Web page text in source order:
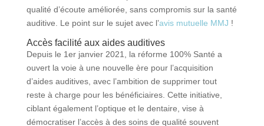
qualité d’écoute améliorée, sans compromis sur la santé
auditive. Le point sur le sujet avec l’avis mutuelle MMJ !
Accès facilité aux aides auditives
Depuis le 1er janvier 2021, la réforme 100% Santé a
ouvert la voie à une nouvelle ère pour l’acquisition
d’aides auditives, avec l’ambition de supprimer tout
reste à charge pour les bénéficiaires. Cette initiative,
ciblant également l’optique et le dentaire, vise à
démocratiser l’accès à des soins de qualité souvent